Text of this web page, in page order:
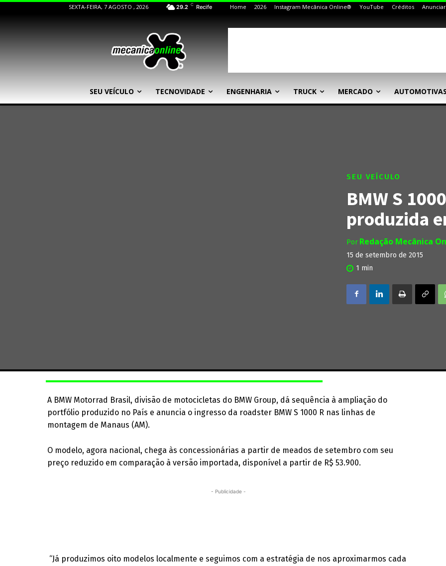
SEXTA-FEIRA, 7 AGOSTO , 2026 29.2 C Recife Home 2026 Instagram Mecânica Online® YouTube Créditos Anunciar
SEU VEÍCULO TECNOVIDADE ENGENHARIA TRUCK MERCADO AUTOMOTIVAS
SEU VEÍCULO
BMW S
produzida
Por Redação Mecânica
15 de setembro de 2015
1 min
A BMW Motorrad Brasil, divisão de motocicletas do BMW Group, dá sequência à ampliação do
portfólio produzido no País e anuncia o ingresso da roadster BMW S 1000 R nas linhas de
montagem de Manaus (AM).
O modelo, agora nacional, chega às concessionárias a partir de meados de setembro com seu
preço reduzido em comparação à versão importada, disponível a partir de R$ 53.900.
- Publicidade -
“Já produzimos oito modelos localmente e seguimos com a estratégia de nos aproximarmos cada